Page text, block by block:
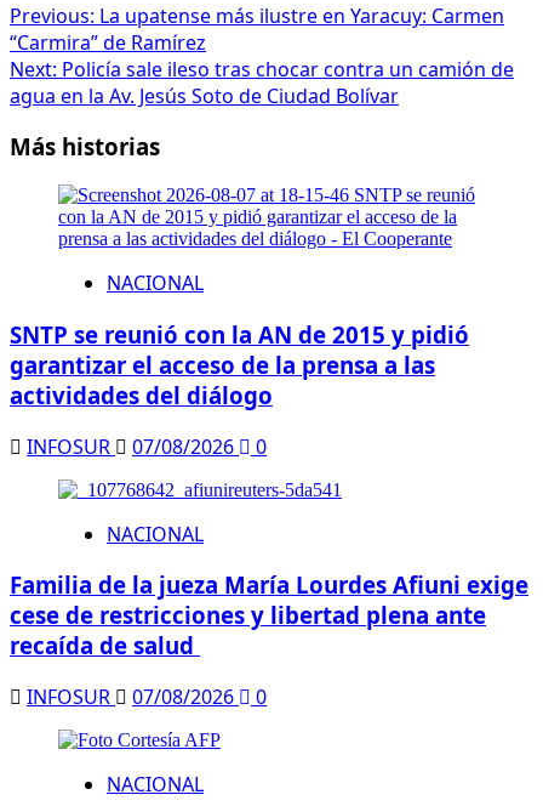
Previous: La upatense más ilustre en Yaracuy: Carmen
“Carmira” de Ramírez
Next: Policía sale ileso tras chocar contra un camión de
agua en la Av. Jesús Soto de Ciudad Bolívar
Más historias
NACIONAL
SNTP se reunió con la AN de 2015 y pidió
garantizar el acceso de la prensa a las
actividades del diálogo
INFOSUR 07/08/2026 0
NACIONAL
Familia de la jueza María Lourdes Afiuni exige
cese de restricciones y libertad plena ante
recaída de salud
INFOSUR 07/08/2026 0
NACIONAL